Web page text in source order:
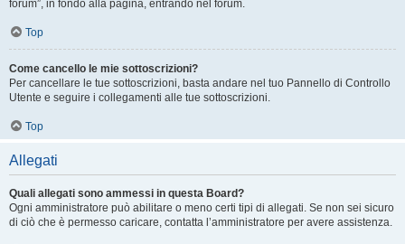
forum”, in fondo alla pagina, entrando nel forum.
Top
Come cancello le mie sottoscrizioni?
Per cancellare le tue sottoscrizioni, basta andare nel tuo Pannello di Controllo
Utente e seguire i collegamenti alle tue sottoscrizioni.
Top
Allegati
Quali allegati sono ammessi in questa Board?
Ogni amministratore può abilitare o meno certi tipi di allegati. Se non sei sicuro
di ciò che è permesso caricare, contatta l’amministratore per avere assistenza.